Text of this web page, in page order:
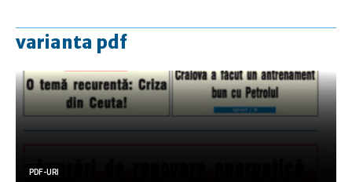
varianta pdf
PDF-URI
PDF-URI
PDF-URI
PDF-URI
PDF-URI